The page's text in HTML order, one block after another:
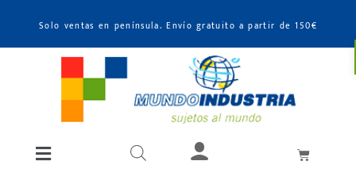
Solo ventas en península. Envío gratuito a partir de 150€